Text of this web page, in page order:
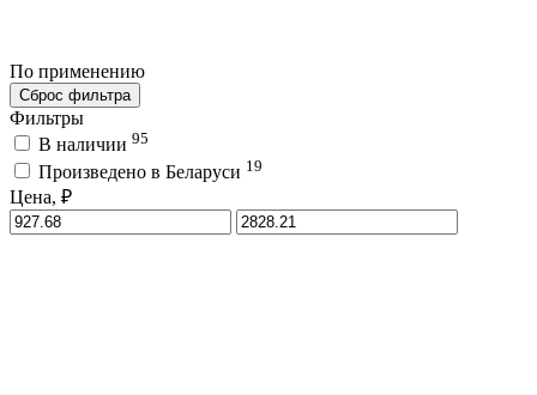
По применению
Сброс фильтра
Фильтры
В наличии 95
Произведено в Беларуси 19
Цена, ₽